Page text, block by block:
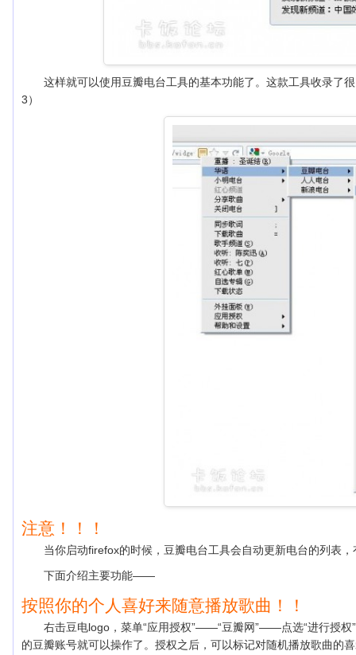
这样就可以使用豆瓣电台工具的基本功能了。这款工具收录了
3）
注意！！！
当你启动firefox的时候，豆瓣电台工具会自动更新电台的列表
下面介绍主要功能——
按照你的个人喜好来随意播放歌曲！！
右击豆电logo，菜单“应用授权”——“豆瓣网”——点选“进行授权
的豆瓣账号就可以操作了。授权之后，可以标记对随机播放歌曲的